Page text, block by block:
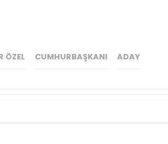
ÖZEL CUMHURBAŞKANI ADAY